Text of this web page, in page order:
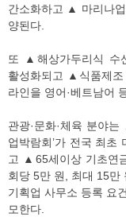
간소화하고 ▲ 마리나
양된다.
또 ▲해상가두리식 수
활성화되고 ▲식품제조
라인을 영어·베트남어
관광·문화·체육 분야
업박람회’가 전국 최초
고 ▲65세이상 기초연
회당 5만 원, 최대 15
기획업 사무소 등록 요
모한다.